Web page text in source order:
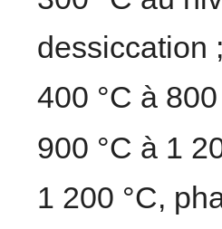
dessiccation
400 °C à
900 °C à 1
1 200 °C,